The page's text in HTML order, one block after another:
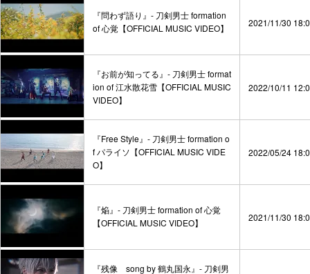
『問わず語り』- 刀剣男士 formation
of 心覚【OFFICIAL MUSIC VIDEO】
2021/11/30
『お前が知ってる』- 刀剣男士 format
ion of 江水散花雪【OFFICIAL MUSIC
VIDEO】
2022/10/11
『Free Style』- 刀剣男士 formation o
f パライソ【OFFICIAL MUSIC VIDE
O】
2022/05/24
『焔』- 刀剣男士 formation of 心覚
【OFFICIAL MUSIC VIDEO】
2021/11/30
『残像 song by 鶴丸国永』- 刀剣男